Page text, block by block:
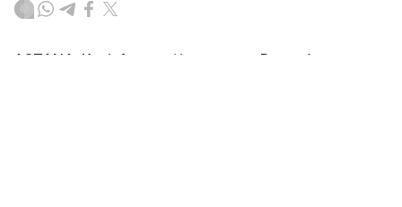
ASTANА. Кazinform — Қозоғистон Республикаси